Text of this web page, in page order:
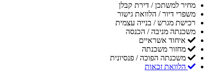
מחיר למשתכן / דירת קבלן
משפרי דיור / הלוואת גישור
רכישת מגרש / בנייה עצמית
משכנתה מניבה / הכנסה
איחוד אשראיים
מחזור משכנתה
משכנתה הפוכה / פנסיונית
הלוואת זכאות